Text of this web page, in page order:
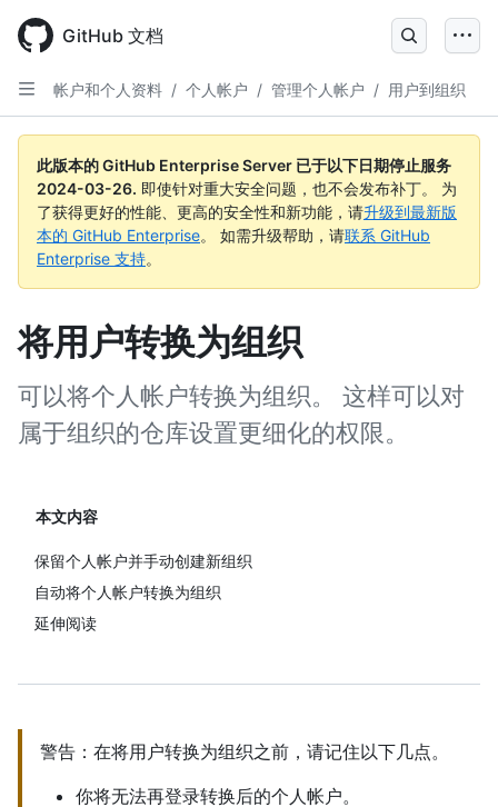
main
content
GitHub 文档
帐户和个人资料 / 个人帐户 / 管理个人帐户 / 用户到组织
此版本的 GitHub Enterprise Server 已于以下日期停止服务
2024-03-26. 即使针对重大安全问题，也不会发布补丁。 为
了获得更好的性能、更高的安全性和新功能，请升级到最新版
本的 GitHub Enterprise。 如需升级帮助，请联系 GitHub
Enterprise 支持。
将用户转换为组织
可以将个人帐户转换为组织。 这样可以对
属于组织的仓库设置更细化的权限。
本文内容
保留个人帐户并手动创建新组织
自动将个人帐户转换为组织
延伸阅读
警告：在将用户转换为组织之前，请记住以下几点。
你将无法再登录转换后的个人帐户。